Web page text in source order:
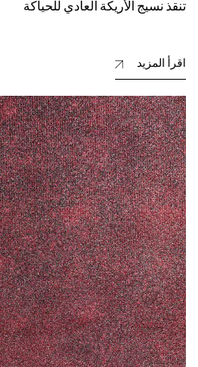
تنقذ نسيج الأريكة العادي للحياكة
اقرأ المزيد